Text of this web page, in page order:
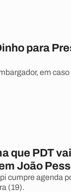
para
em
que PDT
João
cumpre agenda
(19).